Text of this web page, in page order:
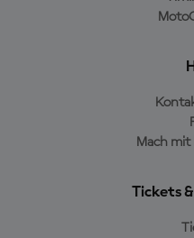
Mach mit
Tickets